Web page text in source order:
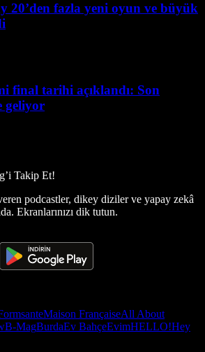
20’den fazla yeni oyun ve büyük
final tarihi açıklandı: Son
geliyor
Takip Et!
podcastler, dikey diziler ve yapay zekâ
Ekranlarınızı dik tutun.
Maison FrançaiseAll About
B-MagBurdaEv BahçeEvimHELLO!Hey